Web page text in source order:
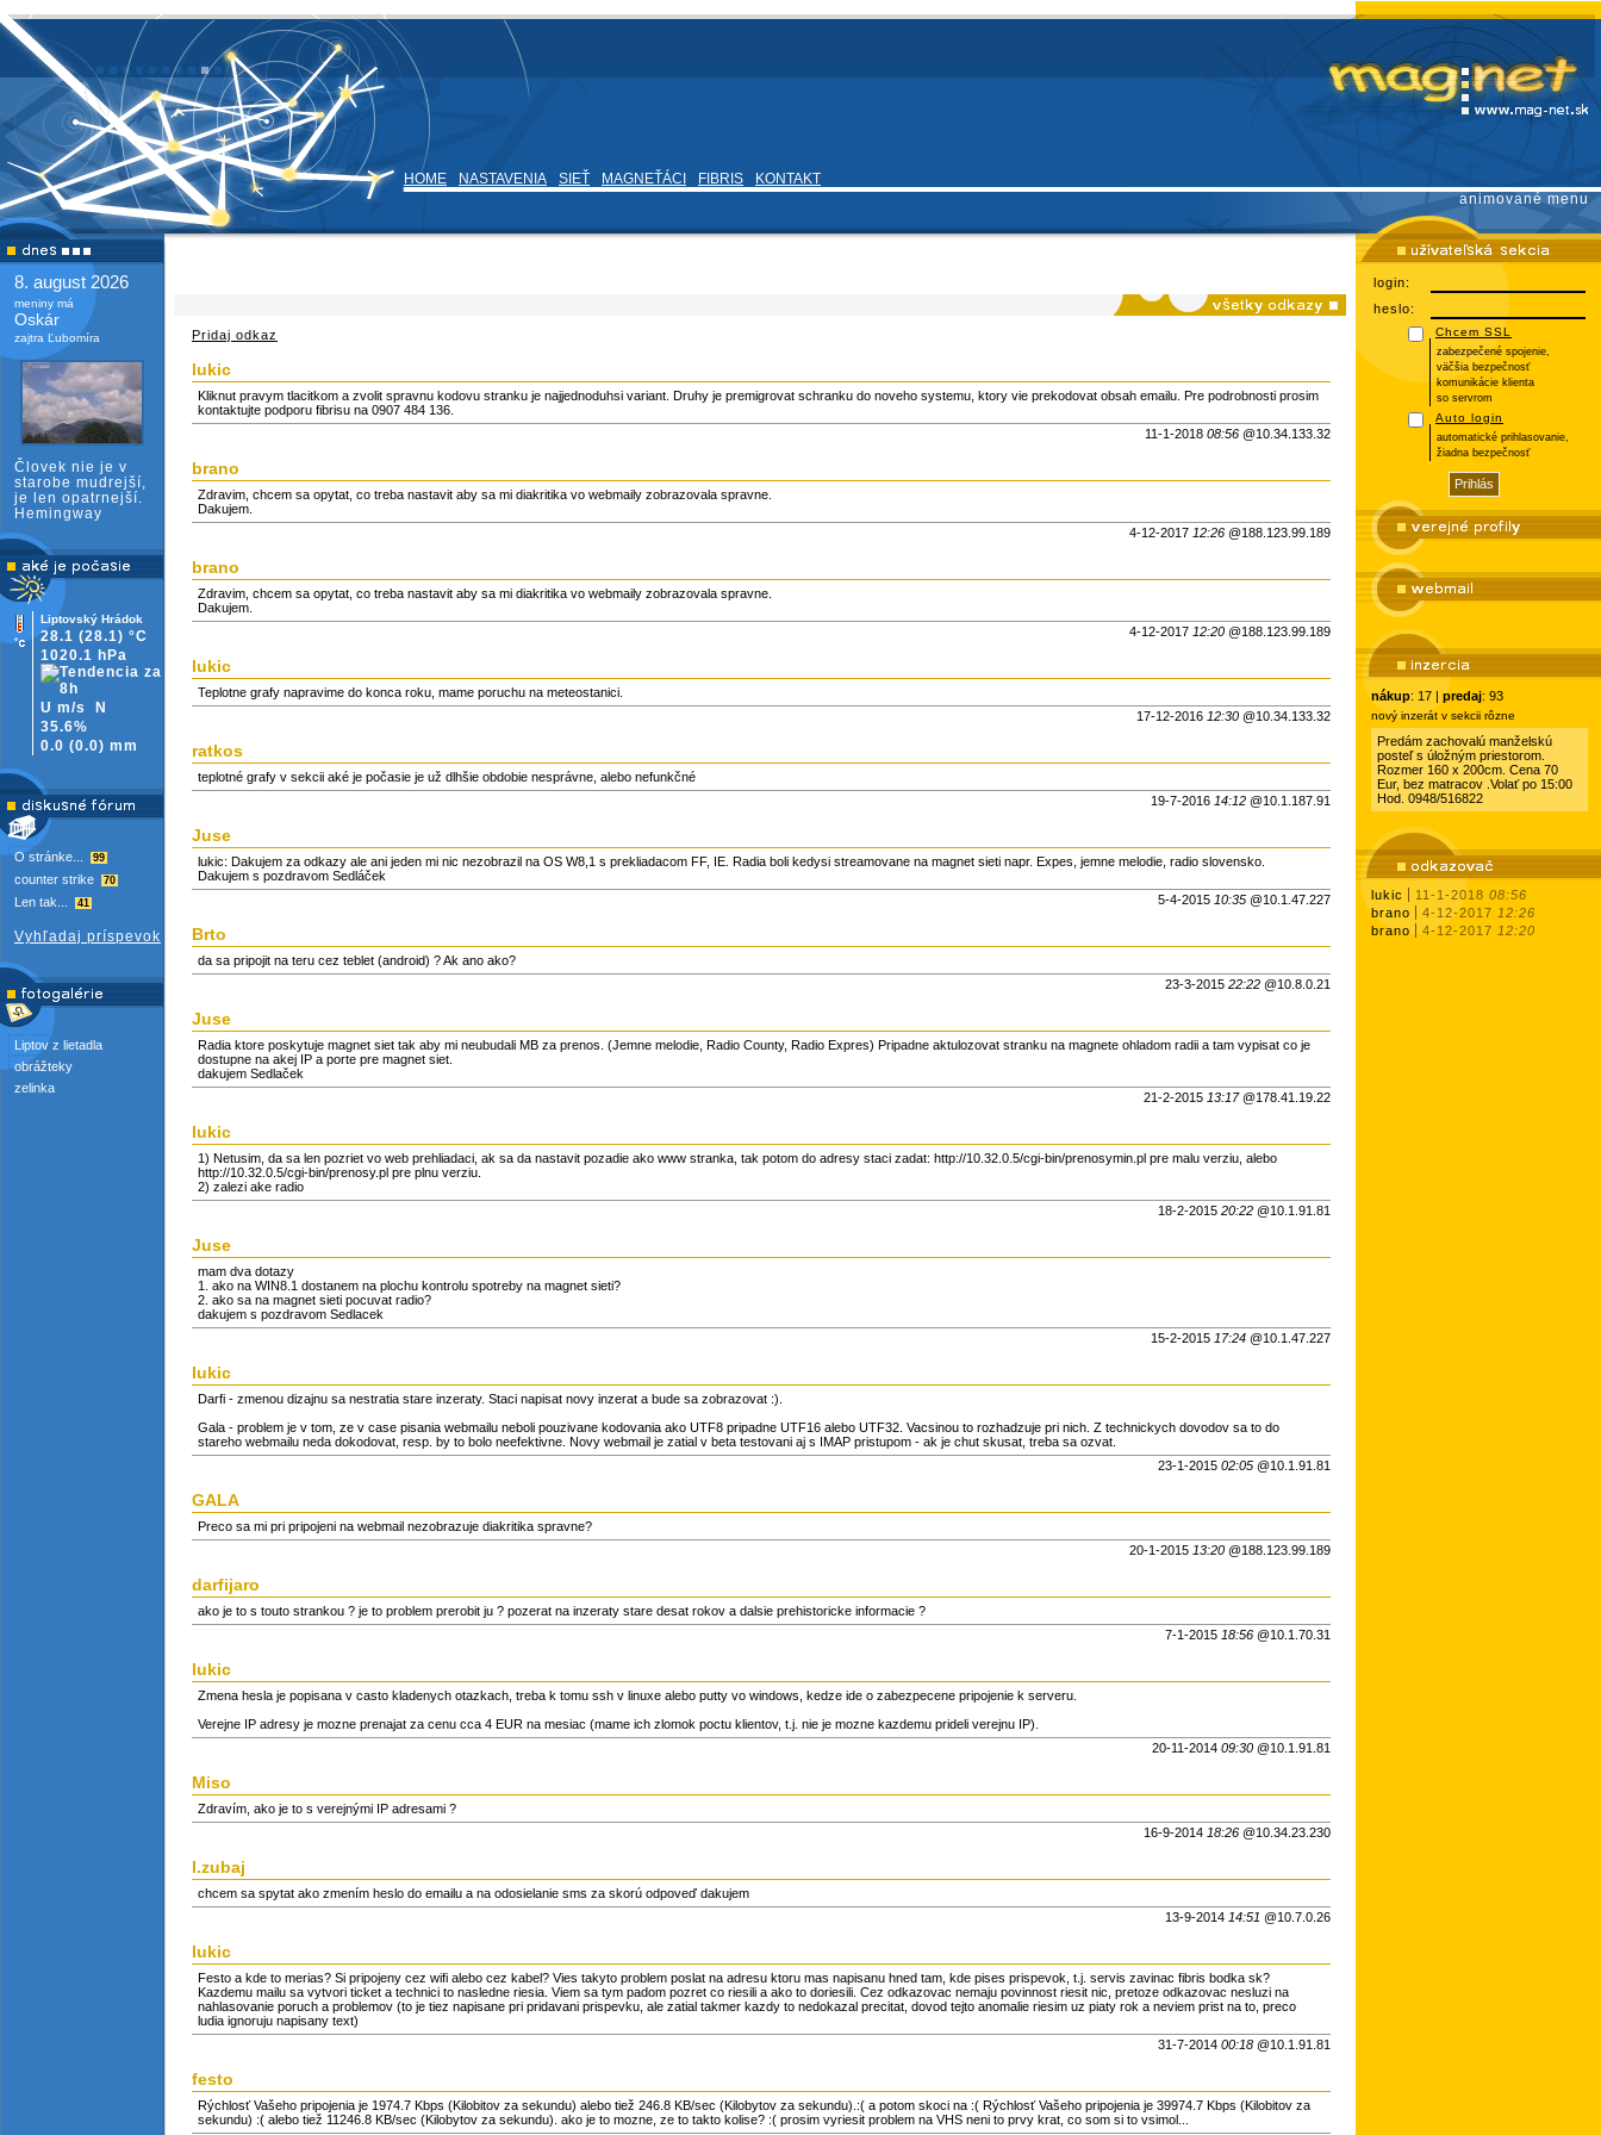
HOME NASTAVENIA SIEŤ MAGNEŤÁCI FIBRIS
KONTAKT
animované menu
8. august 2026
meniny má
Oskár
zajtra Ľubomíra
Človek nie je v
starobe mudrejší,
je len opatrnejší.
Hemingway
Liptovský Hrádok
28.1 (28.1) °C
1020.1 hPa
U m/s
N
35.6%
0.0 (0.0) mm
O stránke... 99
counter strike 70
Len tak... 41
Vyhľadaj príspevok
Liptov z lietadla
obrážteky
zelinka
Pridaj odkaz
lukic
Kliknut pravym tlacitkom a zvolit spravnu kodovu stranku je najjednoduhsi variant. Druhy je premigrovat schranku do noveho systemu, ktory vie prekodovat obsah emailu. Pre podrobnosti prosim
kontaktujte podporu fibrisu na 0907 484 136.
11-1-2018 08:56 @10.34.133.32
brano
Zdravim, chcem sa opytat, co treba nastavit aby sa mi diakritika vo webmaily zobrazovala spravne.
Dakujem.
4-12-2017 12:26 @188.123.99.189
brano
Zdravim, chcem sa opytat, co treba nastavit aby sa mi diakritika vo webmaily zobrazovala spravne.
Dakujem.
4-12-2017 12:20 @188.123.99.189
lukic
Teplotne grafy napravime do konca roku, mame poruchu na meteostanici.
17-12-2016 12:30 @10.34.133.32
ratkos
teplotné grafy v sekcii aké je počasie je už dlhšie obdobie nesprávne, alebo nefunkčné
19-7-2016 14:12 @10.1.187.91
Juse
lukic: Dakujem za odkazy ale ani jeden mi nic nezobrazil na OS W8,1 s prekliadacom FF, IE. Radia boli kedysi streamovane na magnet sieti napr. Expes, jemne melodie, radio slovensko.
Dakujem s pozdravom Sedláček
5-4-2015 10:35 @10.1.47.227
Brto
da sa pripojit na teru cez teblet (android) ? Ak ano ako?
23-3-2015 22:22 @10.8.0.21
Juse
Radia ktore poskytuje magnet siet tak aby mi neubudali MB za prenos. (Jemne melodie, Radio County, Radio Expres) Pripadne aktulozovat stranku na magnete ohladom radii a tam vypisat co je
dostupne na akej IP a porte pre magnet siet.
dakujem Sedlaček
21-2-2015 13:17 @178.41.19.22
lukic
1) Netusim, da sa len pozriet vo web prehliadaci, ak sa da nastavit pozadie ako www stranka, tak potom do adresy staci zadat: http://10.32.0.5/cgi-bin/prenosymin.pl pre malu verziu, alebo
http://10.32.0.5/cgi-bin/prenosy.pl pre plnu verziu.
2) zalezi ake radio
18-2-2015 20:22 @10.1.91.81
Juse
mam dva dotazy
1. ako na WIN8.1 dostanem na plochu kontrolu spotreby na magnet sieti?
2. ako sa na magnet sieti pocuvat radio?
dakujem s pozdravom Sedlacek
15-2-2015 17:24 @10.1.47.227
lukic
Darfi - zmenou dizajnu sa nestratia stare inzeraty. Staci napisat novy inzerat a bude sa zobrazovat :).
Gala - problem je v tom, ze v case pisania webmailu neboli pouzivane kodovania ako UTF8 pripadne UTF16 alebo UTF32. Vacsinou to rozhadzuje pri nich. Z technickych dovodov sa to do
stareho webmailu neda dokodovat, resp. by to bolo neefektivne. Novy webmail je zatial v beta testovani aj s IMAP pristupom - ak je chut skusat, treba sa ozvat.
23-1-2015 02:05 @10.1.91.81
GALA
Preco sa mi pri pripojeni na webmail nezobrazuje diakritika spravne?
20-1-2015 13:20 @188.123.99.189
darfijaro
ako je to s touto strankou ? je to problem prerobit ju ? pozerat na inzeraty stare desat rokov a dalsie prehistoricke informacie ?
7-1-2015 18:56 @10.1.70.31
lukic
Zmena hesla je popisana v casto kladenych otazkach, treba k tomu ssh v linuxe alebo putty vo windows, kedze ide o zabezpecene pripojenie k serveru.
Verejne IP adresy je mozne prenajat za cenu cca 4 EUR na mesiac (mame ich zlomok poctu klientov, t.j. nie je mozne kazdemu prideli verejnu IP).
20-11-2014 09:30 @10.1.91.81
Miso
Zdravím, ako je to s verejnými IP adresami ?
16-9-2014 18:26 @10.34.23.230
l.zubaj
chcem sa spytat ako zmením heslo do emailu a na odosielanie sms za skorú odpoveď dakujem
13-9-2014 14:51 @10.7.0.26
lukic
Festo a kde to merias? Si pripojeny cez wifi alebo cez kabel? Vies takyto problem poslat na adresu ktoru mas napisanu hned tam, kde pises prispevok, t.j. servis zavinac fibris bodka sk?
Kazdemu mailu sa vytvori ticket a technici to nasledne riesia. Viem sa tym padom pozret co riesili a ako to doriesili. Cez odkazovac nemaju povinnost riesit nic, pretoze odkazovac nesluzi na
nahlasovanie poruch a problemov (to je tiez napisane pri pridavani prispevku, ale zatial takmer kazdy to nedokazal precitat, dovod tejto anomalie riesim uz piaty rok a neviem prist na to, preco
ludia ignoruju napisany text)
31-7-2014 00:18 @10.1.91.81
festo
Rýchlosť Vašeho pripojenia je 1974.7 Kbps (Kilobitov za sekundu) alebo tiež 246.8 KB/sec (Kilobytov za sekundu).:( a potom skoci na :( Rýchlosť Vašeho pripojenia je 39974.7 Kbps (Kilobitov za
sekundu) :( alebo tiež 11246.8 KB/sec (Kilobytov za sekundu). ako je to mozne, ze to takto kolise? :( prosim vyriesit problem na VHS neni to prvy krat, co som si to vsimol...
login:
heslo:
Chcem SSL
zabezpečené spojenie,
väčšia bezpečnosť
komunikácie klienta
so servrom
Auto login
automatické prihlasovanie,
žiadna bezpečnosť
nákup: 17 | predaj: 93
nový inzerát v sekcii rôzne
Predám zachovalú manželskú
posteľ s úložným priestorom.
Rozmer 160 x 200cm. Cena 70
Eur, bez matracov .Volať po 15:00
Hod. 0948/516822
lukic 11-1-2018 08:56
brano
4-12-2017 12:26
brano
4-12-2017 12:20